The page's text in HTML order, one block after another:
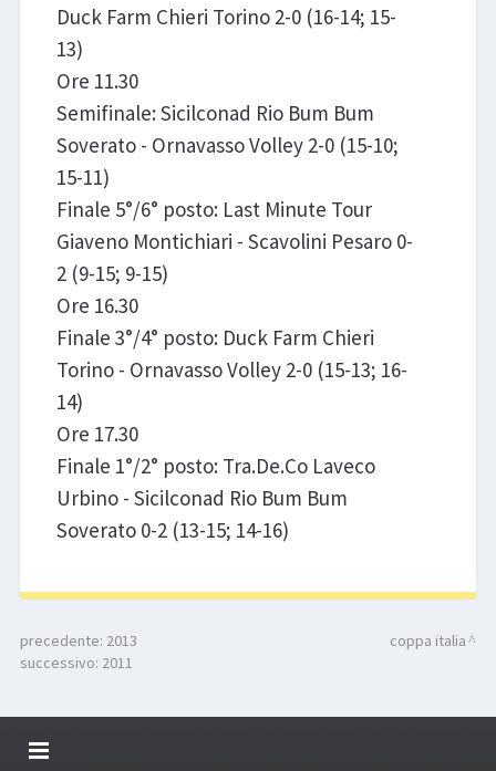
Duck Farm Chieri Torino 2-0 (16-14; 15-
13)
Ore 11.30
Semifinale: Sicilconad Rio Bum Bum
Soverato - Ornavasso Volley 2-0 (15-10;
15-11)
Finale 5°/6° posto: Last Minute Tour
Giaveno Montichiari - Scavolini Pesaro 0-
2 (9-15; 9-15)
Ore 16.30
Finale 3°/4° posto: Duck Farm Chieri
Torino - Ornavasso Volley 2-0 (15-13; 16-
14)
Ore 17.30
Finale 1°/2° posto: Tra.De.Co Laveco
Urbino - Sicilconad Rio Bum Bum
Soverato 0-2 (13-15; 14-16)
precedente: 2013
successivo: 2011
coppa italia